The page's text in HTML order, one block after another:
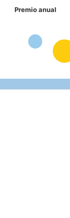
Premio anual